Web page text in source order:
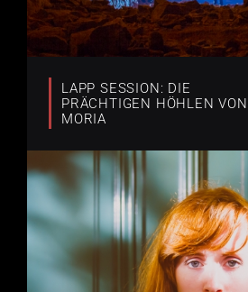
LAPP SESSION: DIE
PRÄCHTIGEN HÖHLEN VON
MORIA